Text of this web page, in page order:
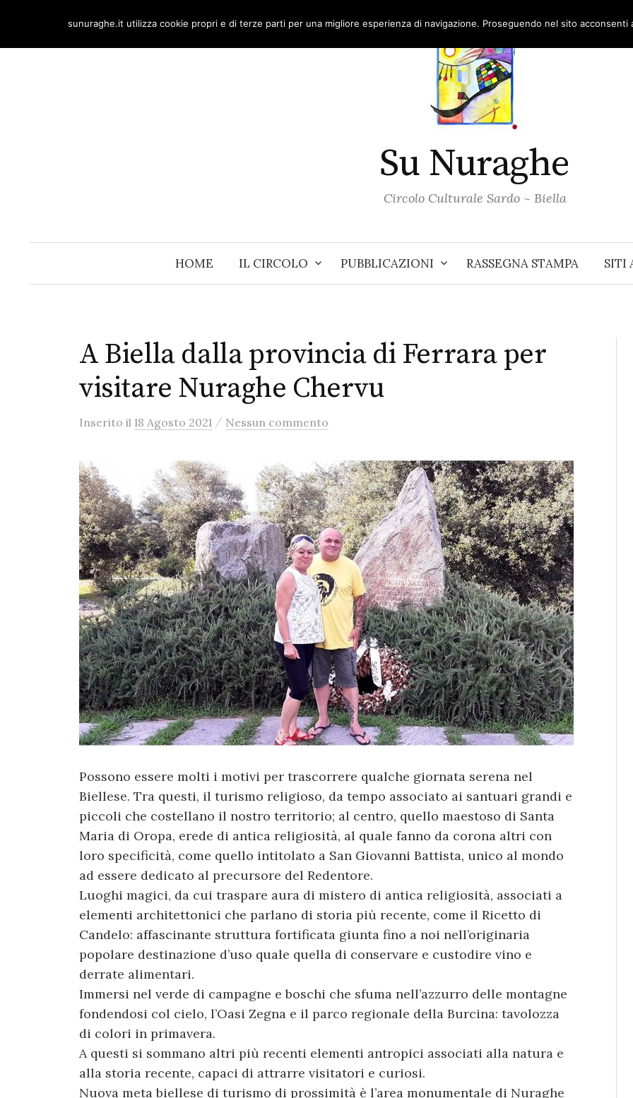
content
Su Nuraghe
Circolo Culturale Sardo ~ Biella
HOME IL CIRCOLO PUBBLICAZIONI RASSEGNA STAMPA SITI
A Biella dalla provincia di Ferrara per
visitare Nuraghe Chervu
Inserito il 18 Agosto 2021 / Nessun commento
Possono essere molti i motivi per trascorrere qualche giornata serena nel
Biellese. Tra questi, il turismo religioso, da tempo associato ai santuari grandi e
piccoli che costellano il nostro territorio; al centro, quello maestoso di Santa
Maria di Oropa, erede di antica religiosità, al quale fanno da corona altri con
loro specificità, come quello intitolato a San Giovanni Battista, unico al mondo
ad essere dedicato al precursore del Redentore.
Luoghi magici, da cui traspare aura di mistero di antica religiosità, associati a
elementi architettonici che parlano di storia più recente, come il Ricetto di
Candelo: affascinante struttura fortificata giunta fino a noi nell’originaria
popolare destinazione d’uso quale quella di conservare e custodire vino e
derrate alimentari.
Immersi nel verde di campagne e boschi che sfuma nell’azzurro delle montagne
fondendosi col cielo, l’Oasi Zegna e il parco regionale della Burcina: tavolozza
di colori in primavera.
A questi si sommano altri più recenti elementi antropici associati alla natura e
alla storia recente, capaci di attrarre visitatori e curiosi.
Nuova meta biellese di turismo di prossimità è l’area monumentale di Nuraghe
sunuraghe.it utilizza cookie propri e di terze parti per una migliore esperienza di navigazione. Proseguendo nel sito acconsenti